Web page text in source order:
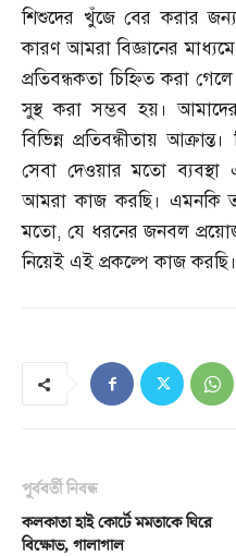
শিশুদের খুঁজে বের করার জন্য
কারণ আমরা বিজ্ঞানের
প্রতিবন্ধকতা চিহ্নিত করা
সুস্থ করা সম্ভব হয়।
বিভিন্ন প্রতিবন্ধীতায়
সেবা দেওয়ার মতো
আমরা কাজ করছি। এমনকি
মতো,যে ধরনের জনবল
নিয়েই এই প্রকল্পে কাজ করছি।
পূর্ববর্তী নিবন্ধ
কলকাতা হাই কোর্টে মমতাকে ঘিরে
বিক্ষোভ, গালাগাল